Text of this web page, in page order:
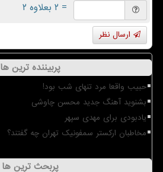
= ۲ بعلاوه ۲
ارسال نظر
پربیننده ترین ها
حبیب واقعا مرد تنهای شب بود!
بشنوید آهنگ جدید محسن چاوشی
یادبودی برای مهدی سپهر
مخاطبان ارکستر سمفونیک تهران چه گفتند؟
پربحث ترین ها